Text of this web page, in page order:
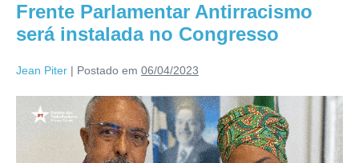
Frente Parlamentar Antirracismo
será instalada no Congresso
Jean Piter | Postado em 06/04/2023